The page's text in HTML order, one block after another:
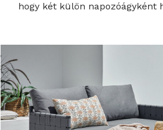
hogy két külön napozóágyként